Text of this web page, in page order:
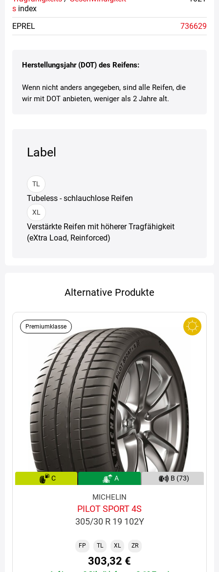
Herstellungsjahr (DOT) des Reifens:
Wenn nicht anders angegeben, sind alle Reifen, die
wir mit DOT anbieten, weniger als 2 Jahre alt.
Label
TL
Tubeless - schlauchlose Reifen
XL
Verstärkte Reifen mit höherer Tragfähigkeit
(eXtra Load, Reinforced)
s index
EPREL 736629
Alternative Produkte
Premiumklasse
C A B (73)
MICHELIN
PILOT SPORT 4S
305/30 R 19 102Y
FP TL XL ZR
303,32 €